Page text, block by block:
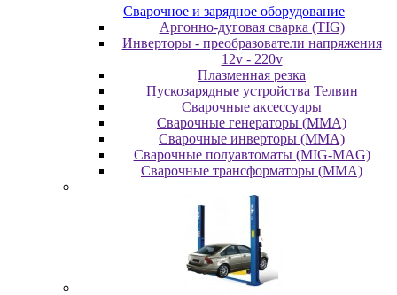
Cвapoчнoe и зарядное оборудование
Аргонно-дуговая сварка (TIG)
Инверторы - преобразователи напряжения
12v - 220v
Плазменная резка
Пускозарядные устройства Телвин
Сварочные аксессуары
Сварочные генераторы (MMA)
Сварочные инверторы (MMA)
Сварочные полуавтоматы (MIG-MAG)
Сварочные трансформаторы (MMA)